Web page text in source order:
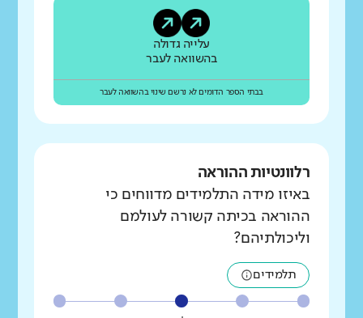
עלייה גדולה
בהשוואה לעבר
בבתי הספר הדומים לא נרשם שינוי בהשוואה לעבר
רלוונטיות ההוראה
באיזו מידה התלמידים מדווחים כי
ההוראה בכיתה קשורה לעולמם
וליכולתיהם?
תלמידים